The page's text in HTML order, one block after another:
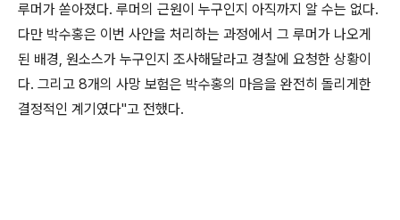
루머가 쏟아졌다. 루머의 근원이 누구인지 아직까지 알 수는 없다.
다만 박수홍은 이번 사안을 처리하는 과정에서 그 루머가 나오게
된 배경, 원소스가 누구인지 조사해달라고 경찰에 요청한 상황이
다. 그리고 8개의 사망 보험은 박수홍의 마음을 완전히 돌리게한
결정적인 계기였다"고 전했다.